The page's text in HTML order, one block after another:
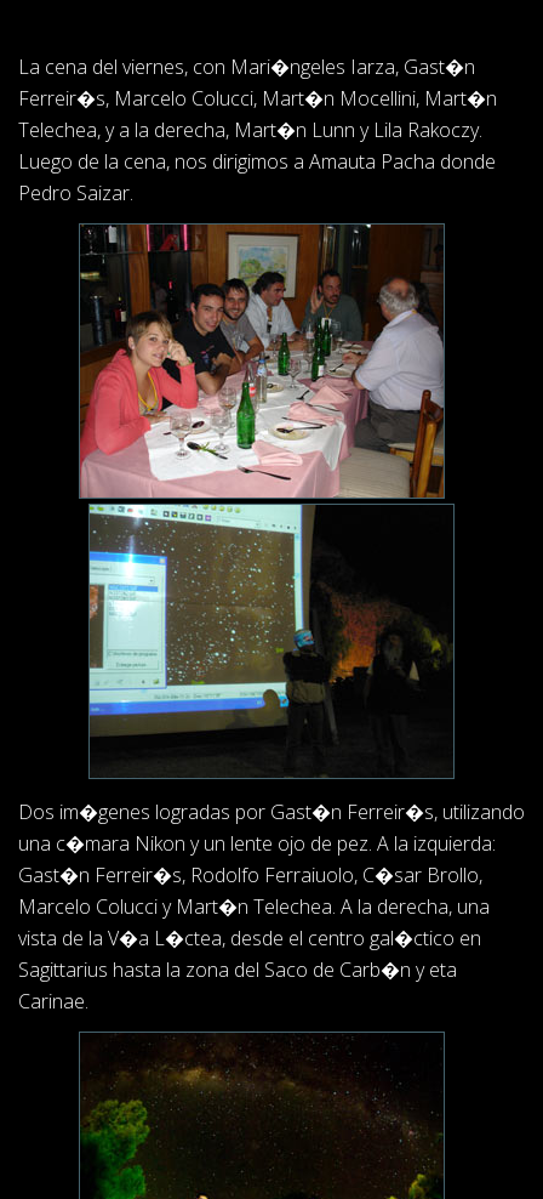
La cena del viernes, con Mari�ngeles Iarza, Gast�n
Ferreir�s, Marcelo Colucci, Mart�n Mocellini, Mart�n
Telechea, y a la derecha, Mart�n Lunn y Lila Rakoczy.
Luego de la cena, nos dirigimos a Amauta Pacha donde
Pedro Saizar.
Dos im�genes logradas por Gast�n Ferreir�s, utilizando
una c�mara Nikon y un lente ojo de pez. A la izquierda:
Gast�n Ferreir�s, Rodolfo Ferraiuolo, C�sar Brollo,
Marcelo Colucci y Mart�n Telechea. A la derecha, una
vista de la V�a L�ctea, desde el centro gal�ctico en
Sagittarius hasta la zona del Saco de Carb�n y eta
Carinae.